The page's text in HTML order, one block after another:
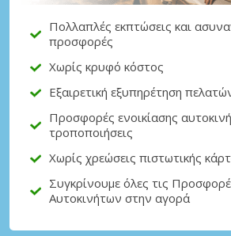
Πολλαπλές εκπτώσεις και
προσφορές
Χωρίς κρυφό κόστος
Εξαιρετική εξυπηρέτηση
Προσφορές ενοικίασης
τροποποιήσεις
Χωρίς χρεώσεις πιστωτικής
Συγκρίνουμε όλες τις
Αυτοκινήτων στην αγορά
Σύνδεση με eLink